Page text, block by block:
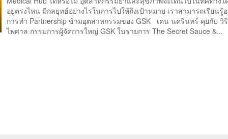
อยู่ตรงไหน มีกลยุทธ์อย่างไรในการไปให้ถึงเป้าหมาย เราสามารถเรียนรู้
การทำ Partnership ข้ามอุตสาหกรรมของ GSK เคน นครินทร์ คุยกับ วิ
ไพศาล กรรมการผู้จัดการใหญ่ GSK ในรายการ The Secret Sauce &...